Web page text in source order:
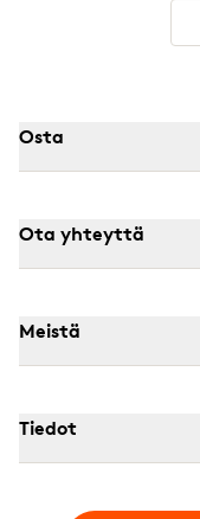
Osta
Ota yhteyttä
Meistä
Tiedot